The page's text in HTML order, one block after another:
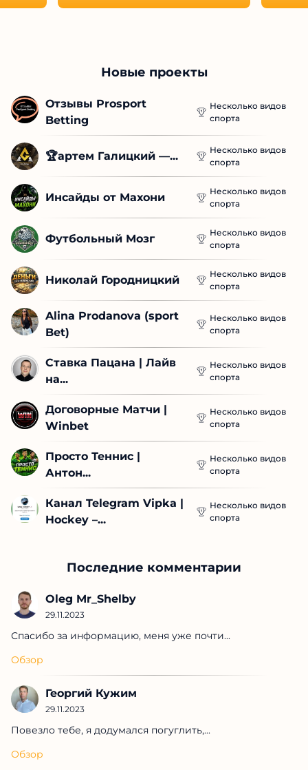
Новые проекты
Отзывы Prosport
Betting
Несколько видов
спорта
🏆артем Галицкий —...
Несколько видов
спорта
Инсайды от Махони
Несколько видов
спорта
Футбольный Мозг
Несколько видов
спорта
Николай Городницкий
Несколько видов
спорта
Alina Prodanova (sport
Bet)
Несколько видов
спорта
Ставка Пацана | Лайв
на...
Несколько видов
спорта
Договорные Матчи |
Winbet
Несколько видов
спорта
Просто Теннис |
Антон...
Несколько видов
спорта
Канал Telegram Vipka |
Hockey –...
Несколько видов
спорта
Последние комментарии
Oleg Mr_Shelby
29.11.2023
Спасибо за информацию, меня уже почти...
Обзор
Георгий Кужим
29.11.2023
Повезло тебе, я додумался погуглить,...
Обзор